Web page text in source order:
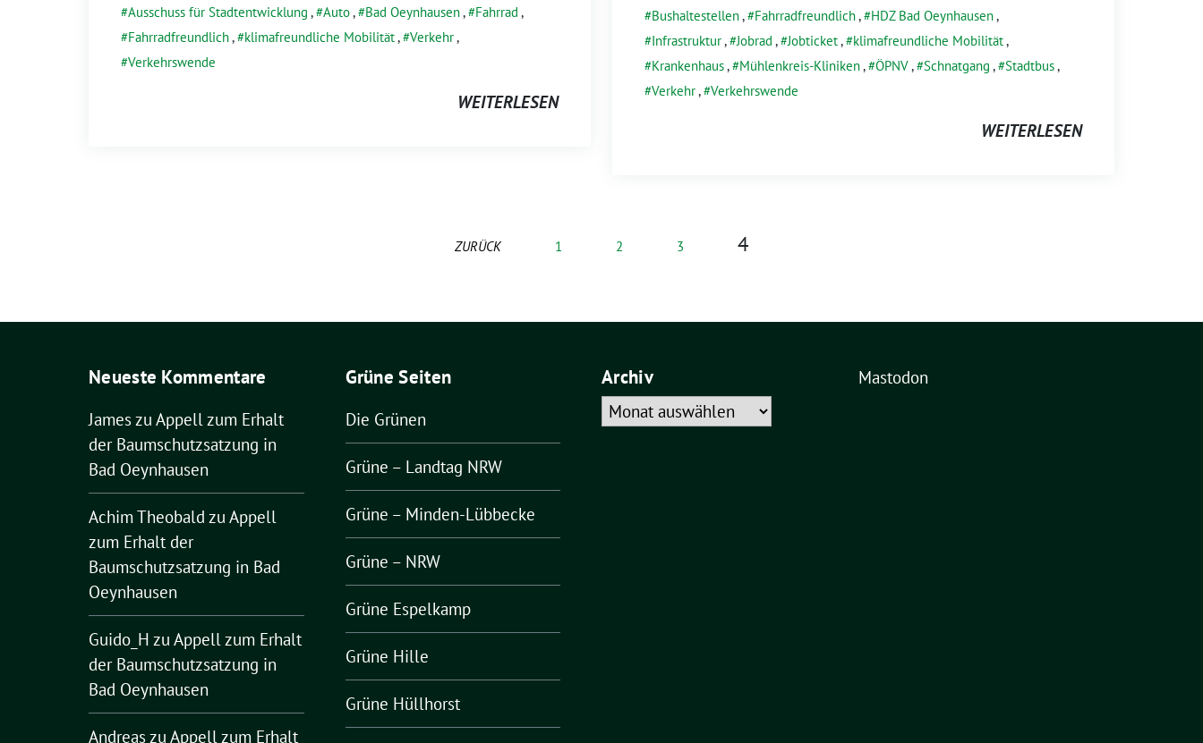
Bushaltestellen, Fahrradfreundlich, HDZ Bad Oeynhausen,
Infrastruktur, Jobrad , Jobticket, klimafreundliche Mobilität,
Krankenhaus, Mühlenkreis-Kliniken, ÖPNV, Schnatgang , Stadtbus,
Verkehr, Verkehrswende
WEITERLESEN
Ausschuss für Stadtentwicklung , Auto, Bad Oeynhausen, Fahrrad ,
Fahrradfreundlich, klimafreundliche Mobilität, Verkehr,
Verkehrswende
WEITERLESEN
ZURÜCK 1 2 3 4
Neueste Kommentare
James zu Appell zum Erhalt
der Baumschutzsatzung in
Bad Oeynhausen
Achim Theobald zu Appell
zum Erhalt der
Baumschutzsatzung in Bad
Oeynhausen
Guido_H zu Appell zum Erhalt
der Baumschutzsatzung in
Bad Oeynhausen
Andreas zu Appell zum Erhalt
Grüne Seiten
Die Grünen
Grüne – Landtag NRW
Grüne – Minden-Lübbecke
Grüne – NRW
Grüne Espelkamp
Grüne Hille
Grüne Hüllhorst
Archiv
Archiv
Mastodon